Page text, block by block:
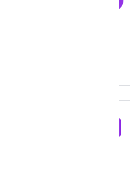
description